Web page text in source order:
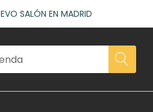
DE BIENVENIDA
SALÓN EN MADRID
DE BIENVENIDA